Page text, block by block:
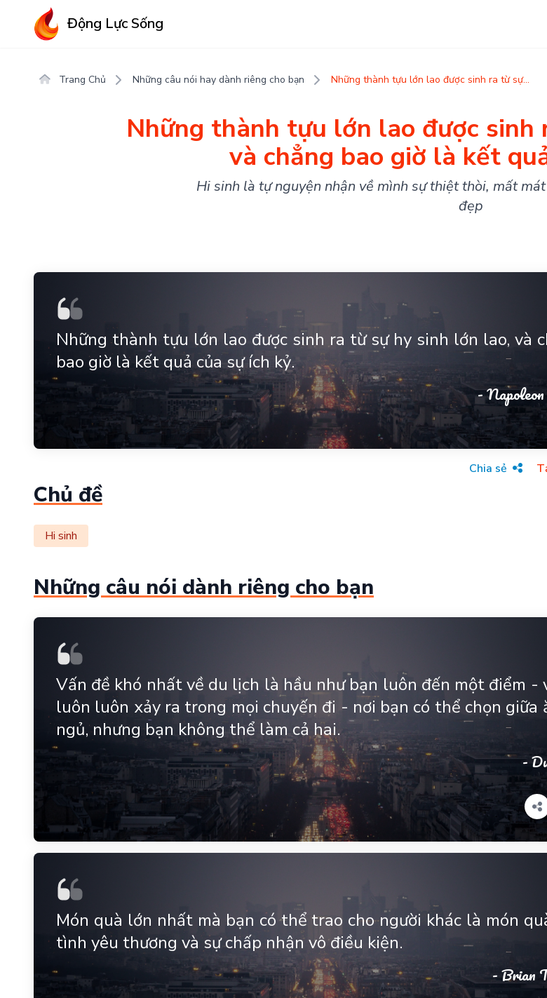
Động Lực Sống
Trang Chủ Những câu nói hay dành riêng cho bạn Những thành tựu lớn lao được sinh ra từ sự...
Những thành tựu lớn lao được sinh
và chẳng bao giờ là kết
Hi sinh là tự nguyện nhận về mình sự thiệt thòi, mất
đẹp
Những thành tựu lớn lao được sinh ra từ sự hy sinh lớn lao, và
bao giờ là kết quả của sự ích kỷ.
-
Chia sẻ
Chủ đề
Hi sinh
Những câu nói dành riêng cho bạn
Vấn đề khó nhất về du lịch là hầu như bạn luôn đến một điểm -
luôn luôn xảy ra trong mọi chuyến đi - nơi bạn có thể chọn giữa
ngủ, nhưng bạn không thể làm cả hai.
-
Món quà lớn nhất mà bạn có thể trao cho người khác là món
tình yêu thương và sự chấp nhận vô điều kiện.
- Brian